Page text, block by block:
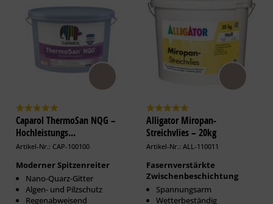
Caparol ThermoSan NQG –
Hochleistungs...
Artikel-Nr.: CAP-100100
Moderner Spitzenreiter
Nano-Quarz-Gitter
Algen- und Pilzschutz
Regenabweisend
Alligator Miropan-
Streichvlies – 20kg
Artikel-Nr.: ALL-110011
Fasernverstärkte
Zwischenbeschichtung
Spannungsarm
Wetterbeständig